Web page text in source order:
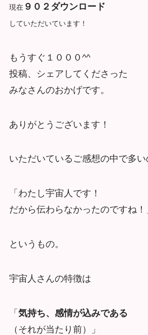
現在９０２ダウンロード
していただいています！
もうすぐ１０００^^
投稿、シェアしてくださった
みなさんのおかげです。
ありがとうございます！
いただいているご感想の中で多い
「わたし宇宙人です！
だから伝わらなかったのですね！
というもの。
宇宙人さんの特徴は
「 気持ち、感情が込みである
（それが当たり前）」